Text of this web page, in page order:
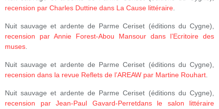
recension par Charles Duttine dans La Cause littéraire
Nuit sauvage et ardente de Parme Ceriset (éditions du Cygne),
recension par Annie Forest-Abou Mansour dans l’Ecritoire des
muses
Nuit sauvage et ardente de Parme Ceriset (éditions du Cygne),
recension dans la revue Reflets de l’AREAW par Martine Rouhart
Nuit sauvage et ardente de Parme Ceriset (éditions du Cygne),
recension par Jean-Paul Gavard-Perretdans le salon littéraire